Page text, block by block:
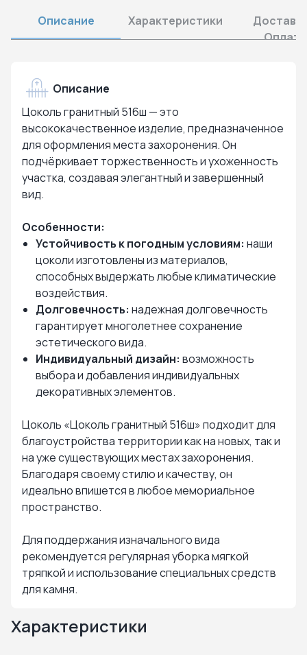
Описание Характеристики
Оплата
Описание
Цоколь гранитный 516ш — это
высококачественное изделие, предназначенное
для оформления места захоронения. Он
подчёркивает торжественность и ухоженность
участка, создавая элегантный и завершенный
вид.
Особенности:
Устойчивость к погодным условиям: наши
цоколи изготовлены из материалов,
способных выдержать любые климатические
воздействия.
Долговечность: надежная долговечность
гарантирует многолетнее сохранение
эстетического вида.
Индивидуальный дизайн: возможность
выбора и добавления индивидуальных
декоративных элементов.
Цоколь «Цоколь гранитный 516ш» подходит для
благоустройства территории как на новых, так и
на уже существующих местах захоронения.
Благодаря своему стилю и качеству, он
идеально впишется в любое мемориальное
пространство.
Для поддержания изначального вида
рекомендуется регулярная уборка мягкой
тряпкой и использование специальных средств
для камня.
Характеристики